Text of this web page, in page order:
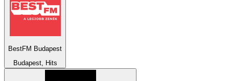
BestFM Budapest
Budapest, Hits